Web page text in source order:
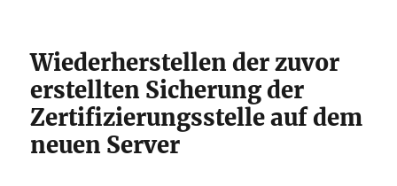
Wiederherstellen der zuvor
erstellten Sicherung der
Zertifizierungsstelle auf dem
neuen Server